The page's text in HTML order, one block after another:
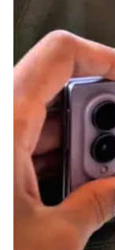
Brawlhalla هي الأقرب التي ستصل إليها للعب Super
القتال هذه